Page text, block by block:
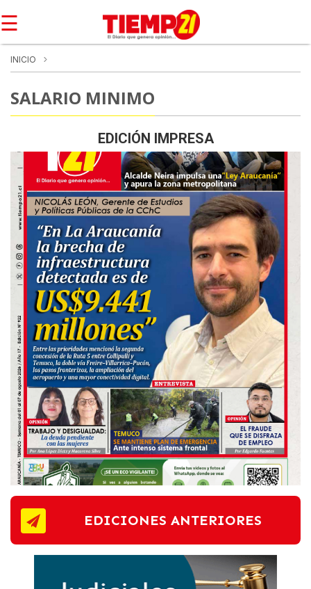
☰
INICIO
SALARIO MINIMO
EDICIÓN IMPRESA
EDICIONES ANTERIORES